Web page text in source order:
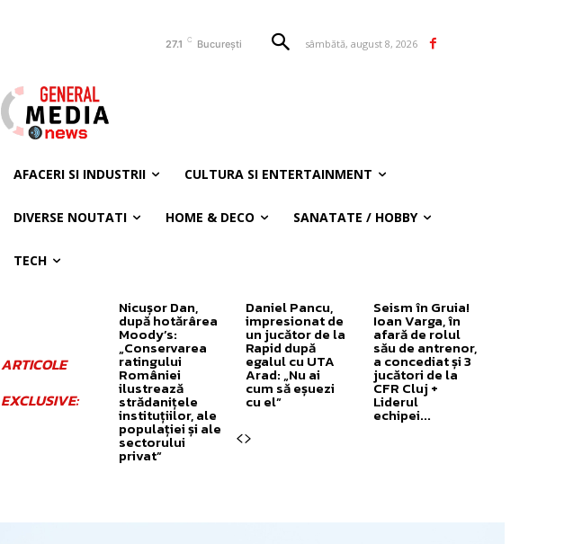
27.1 C București sâmbătă, august 8, 2026
AFACERI SI INDUSTRII CULTURA SI ENTERTAINMENT
DIVERSE NOUTATI HOME & DECO SANATATE / HOBBY
TECH
ARTICOLE
EXCLUSIVE:
Nicușor Dan,
după hotărârea
Moody’s:
„Conservarea
ratingului
României
ilustrează
strădanițele
instituțiilor, ale
populației și ale
sectorului
privat”
Daniel Pancu,
impresionat de
un jucător de la
Rapid după
egalul cu UTA
Arad: „Nu ai
cum să eșuezi
cu el”
Seism în Gruia!
Ioan Varga, în
afară de rolul
său de antrenor,
a concediat și 3
jucători de la
CFR Cluj +
Liderul
echipei...